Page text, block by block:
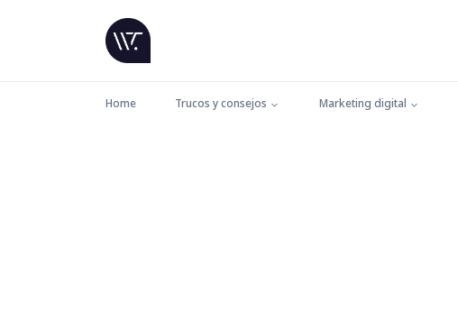
Home Trucos y consejos Marketing digital